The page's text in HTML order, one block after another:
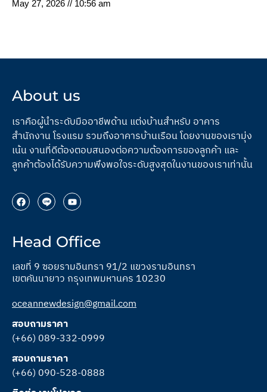
May 27, 2026 10:56 am
About us
เราคือผู้นำระดับมืออาชีพด้าน แต่งบ้านสำหรับ อาคาร
สำนักงาน โรงแรม รวมถึงอาคารบ้านเรือน โดยงานของเรามุ่ง
เน้น งานที่ดีต้องตอบสนองต่อความต้องการของลูกค้า และ
ลูกค้าต้องได้รับความพึงพอใจระดับสูงสุดในงานของเราเท่านั้น
Head Office
เลขที่ 9 ซอยรามอินทรา 91/2 แขวงรามอินทรา
เขตคันนายาว กรุงเทพมหานคร 10230
oceannewdesign@gmail.com
สอบถามราคา
(+66) 089-332-0999
สอบถามราคา
(+66) 090-528-0888